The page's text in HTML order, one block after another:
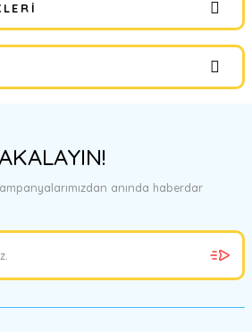
ilk yorumu siz yapın!
Yorum Yaz
ederiz.
veya görüntülenemiyor.
bulunuyor.
anında haberdar